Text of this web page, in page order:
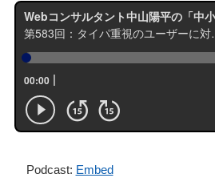
Podcast: Embed